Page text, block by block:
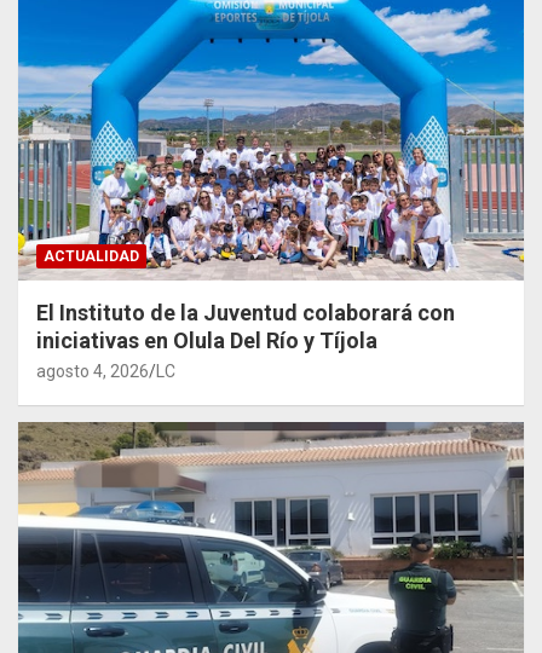
ACTUALIDAD
El Instituto de la Juventud colaborará con
iniciativas en Olula Del Río y Tíjola
agosto 4, 2026 LC